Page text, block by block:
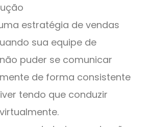
estratégia de vendas
sua equipe de
puder se comunicar
de forma consistente
tendo que conduzir